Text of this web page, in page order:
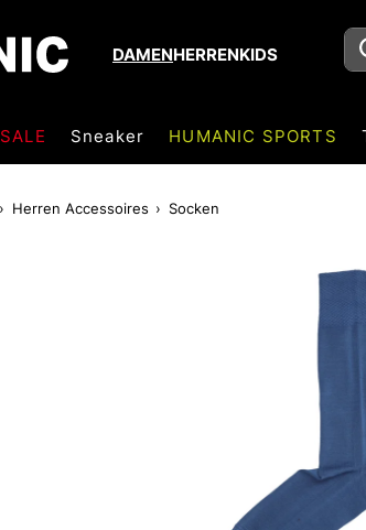
DAMENHERRENKIDS
SALE Sneaker HUMANIC SPORTS
Herren Accessoires Socken